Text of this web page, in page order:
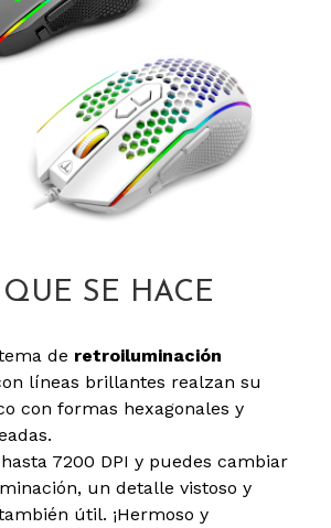
SE HACE
de retroiluminación
líneas brillantes realzan su
con formas hexagonales y
7200 DPI y puedes cambiar
un detalle vistoso y
útil. ¡Hermoso y